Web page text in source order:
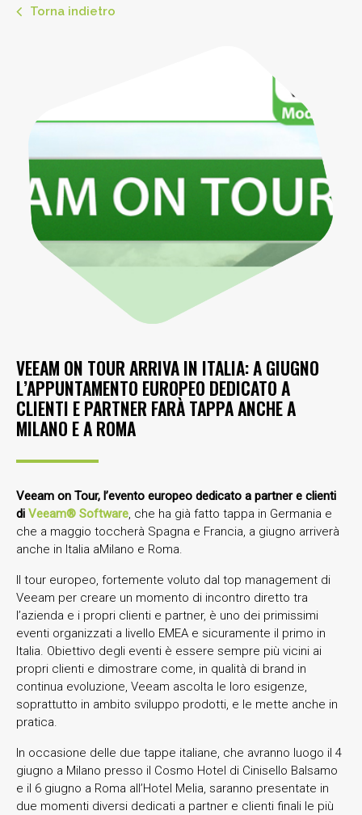
Torna indietro
VEEAM ON TOUR ARRIVA IN ITALIA: A GIUGNO
L’APPUNTAMENTO EUROPEO DEDICATO A
CLIENTI E PARTNER FARÀ TAPPA ANCHE A
MILANO E A ROMA
Veeam on Tour, l’evento europeo dedicato a partner e clienti
di Veeam® Software, che ha già fatto tappa in Germania e
che a maggio toccherà Spagna e Francia, a giugno arriverà
anche in Italia aMilano e Roma.
Il tour europeo, fortemente voluto dal top management di
Veeam per creare un momento di incontro diretto tra
l’azienda e i propri clienti e partner, è uno dei primissimi
eventi organizzati a livello EMEA e sicuramente il primo in
Italia. Obiettivo degli eventi è essere sempre più vicini ai
propri clienti e dimostrare come, in qualità di brand in
continua evoluzione, Veeam ascolta le loro esigenze,
soprattutto in ambito sviluppo prodotti, e le mette anche in
pratica.
In occasione delle due tappe italiane, che avranno luogo il 4
giugno a Milano presso il Cosmo Hotel di Cinisello Balsamo
e il 6 giugno a Roma all’Hotel Melia, saranno presentate in
due momenti diversi dedicati a partner e clienti finali le più